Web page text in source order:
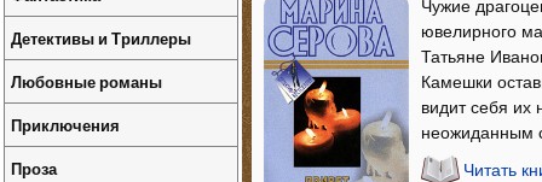
Чужие
ювелирного
Татьяне
Камешки
видит себя их
неожиданным
Читать
Детективы и Триллеры
Любовные романы
Приключения
Проза